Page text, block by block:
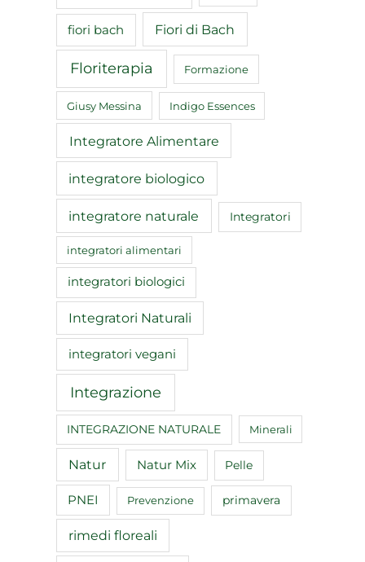
fiori bach Fiori di Bach
Floriterapia Formazione
Giusy Messina Indigo Essences
Integratore Alimentare
integratore biologico
integratore naturale Integratori
integratori alimentari
integratori biologici
Integratori Naturali
integratori vegani
Integrazione
INTEGRAZIONE NATURALE Minerali
Natur Natur Mix Pelle
PNEI Prevenzione primavera
rimedi floreali